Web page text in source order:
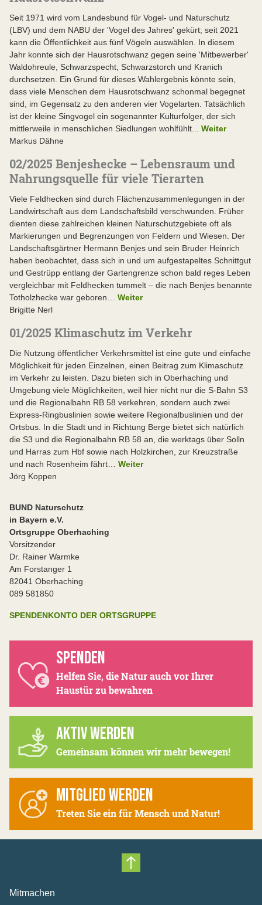
Seit 1971 wird vom Landesbund für Vogel- und Naturschutz
(LBV) und dem NABU der 'Vogel des Jahres' gekürt; seit 2021
kann die Öffentlichkeit aus fünf Vögeln auswählen. In diesem
Jahr konnte sich der Hausrotschwanz gegen seine 'Mitbewerber'
Waldohreule, Schwarzspecht, Schwarzstorch und Kranich
durchsetzen. Ein Grund für dieses Wahlergebnis könnte sein,
dass viele Menschen dem Hausrotschwanz schonmal begegnet
sind, im Gegensatz zu den anderen vier Vogelarten. Tatsächlich
ist der kleine Singvogel ein sogenannter Kulturfolger, der sich
mittlerweile in menschlichen Siedlungen wohlfühlt... Weiter
Markus Dähne
02/2025 Benjeshecke – Lebensraum und
Nahrungsquelle für viele Tierarten
Viele Feldhecken sind durch Flächenzusammenlegungen in der
Landwirtschaft aus dem Landschaftsbild verschwunden. Früher
dienten diese zahlreichen kleinen Naturschutzgebiete oft als
Markierungen und Begrenzungen von Feldern und Wiesen. Der
Landschaftsgärtner Hermann Benjes und sein Bruder Heinrich
haben beobachtet, dass sich in und um aufgestapeltes Schnittgut
und Gestrüpp entlang der Gartengrenze schon bald reges Leben
vergleichbar mit Feldhecken tummelt – die nach Benjes benannte
Totholzhecke war geboren… Weiter
Brigitte Nerl
01/2025 Klimaschutz im Verkehr
Die Nutzung öffentlicher Verkehrsmittel ist eine gute und einfache
Möglichkeit für jeden Einzelnen, einen Beitrag zum Klimaschutz
im Verkehr zu leisten. Dazu bieten sich in Oberhaching und
Umgebung viele Möglichkeiten, weil hier nicht nur die S-Bahn S3
und die Regionalbahn RB 58 verkehren, sondern auch zwei
Express-Ringbuslinien sowie weitere Regionalbuslinien und der
Ortsbus. In die Stadt und in Richtung Berge bietet sich natürlich
die S3 und die Regionalbahn RB 58 an, die werktags über Solln
und Harras zum Hbf sowie nach Holzkirchen, zur Kreuzstraße
und nach Rosenheim fährt… Weiter
Jörg Koppen
BUND Naturschutz
in Bayern e.V.
Ortsgruppe Oberhaching
Vorsitzender
Dr. Rainer Warmke
Am Forstanger 1
82041 Oberhaching
089 581850
SPENDENKONTO DER ORTSGRUPPE
SPENDEN
Helfen Sie, die Natur auch vor Ihrer
Haustür zu bewahren
AKTIV WERDEN
Gemeinsam können wir mehr bewegen!
MITGLIED WERDEN
Treten Sie ein für Mensch und Natur!
Nach oben scrollen
Mitmachen